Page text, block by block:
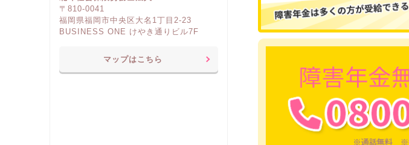
〒810-0041
福岡県福岡市中央区大名1丁目2-23
BUSINESS ONE けやき通りビル7F
マップはこちら